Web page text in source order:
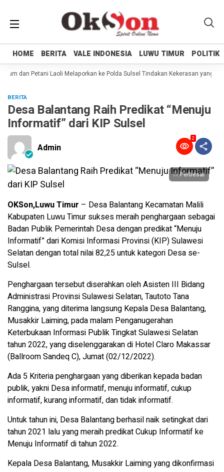
HOME BERITA VALE INDONESIA LUWU TIMUR POLITIK
HOME BERITA VALE INDONESIA LUWU TIMUR POLITIK
dan Petani Laoli Melaporkan ke Polda Sulsel Tindakan Kekerasan yang
BERITA
Desa Balantang Raih Predikat “Menuju
Informatif” dari KIP Sulsel
Admin
2
Perbesar
OKSon,Luwu Timur – Desa Balantang Kecamatan Malili
Kabupaten Luwu Timur sukses meraih penghargaan sebagai
Badan Publik Pemerintah Desa dengan predikat “Menuju
Informatif” dari Komisi Informasi Provinsi (KIP) Sulawesi
Selatan dengan total nilai 82,25 untuk kategori Desa se-
Sulsel.
Penghargaan tersebut diserahkan oleh Asisten III Bidang
Administrasi Provinsi Sulawesi Selatan, Tautoto Tana
Ranggina, yang diterima langsung Kepala Desa Balantang,
Musakkir Laiming, pada malam Penganugerahan
Keterbukaan Informasi Publik Tingkat Sulawesi Selatan
tahun 2022, yang diselenggarakan di Hotel Claro Makassar
(Ballroom Sandeq C), Jumat (02/12/2022).
Ada 5 Kriteria penghargaan yang diberikan kepada badan
publik, yakni Desa informatif, menuju informatif, cukup
informatif, kurang informatif, dan tidak informatif.
Untuk tahun ini, Desa Balantang berhasil naik setingkat dari
tahun 2021 lalu yang meraih predikat Cukup Informatif ke
Menuju Informatif di tahun 2022.
Kepala Desa Balantang, Musakkir Laiming yang dikonfirmasi